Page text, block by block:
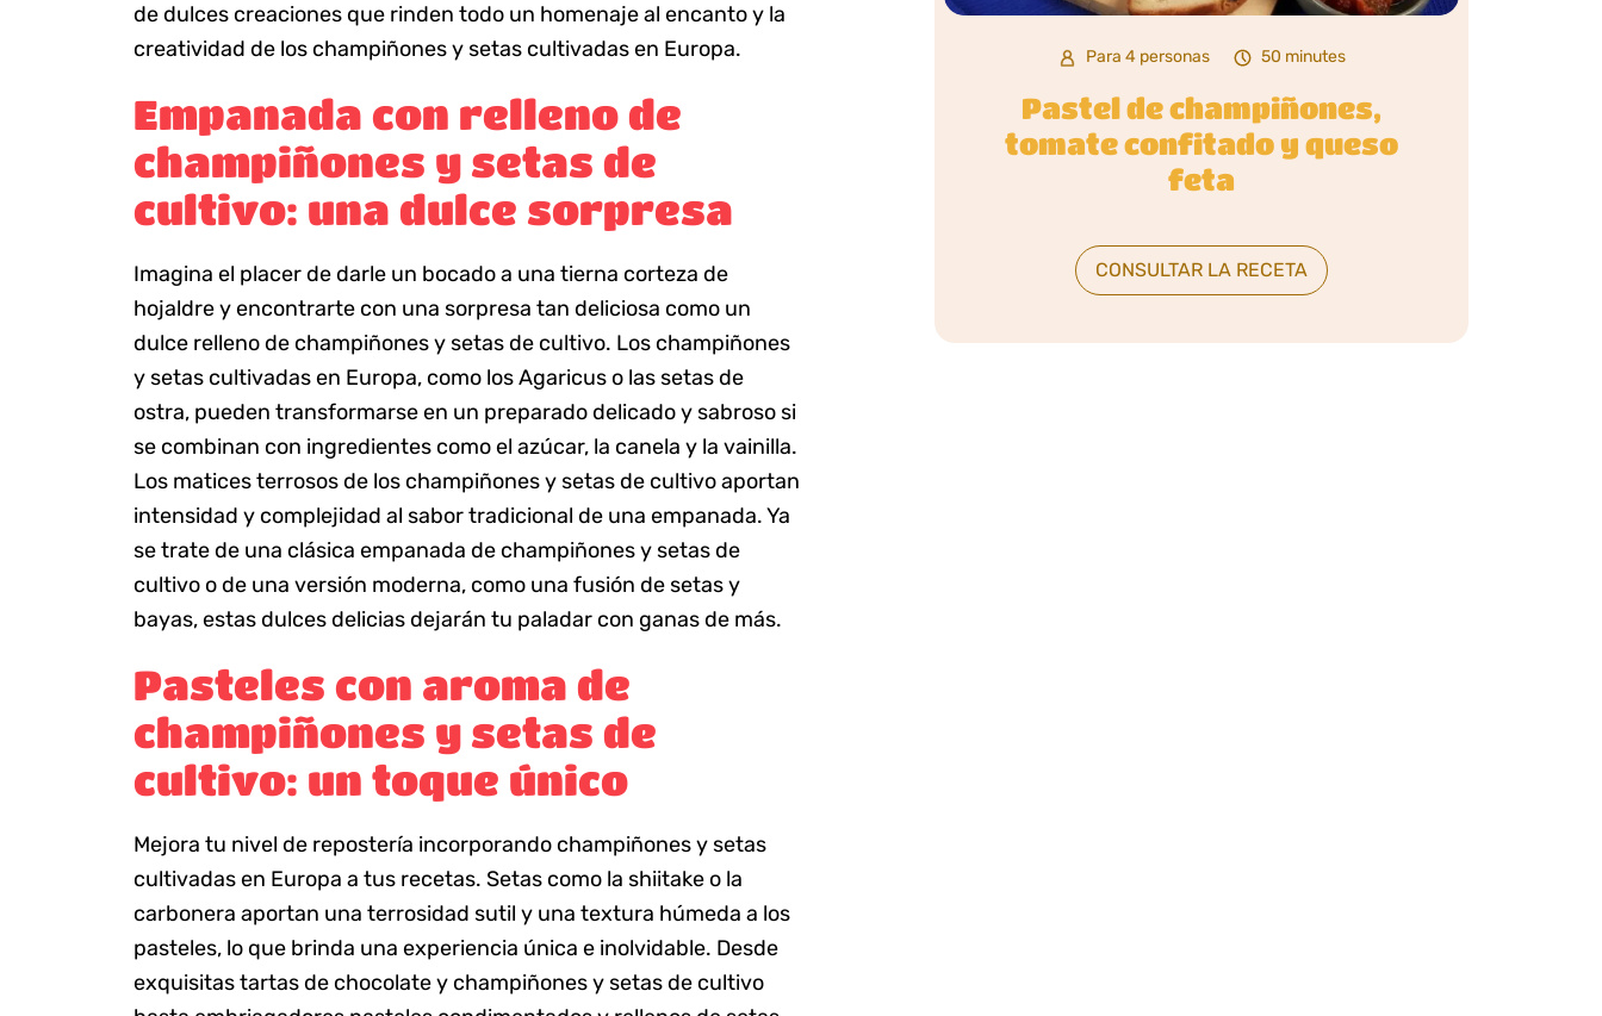
de dulces creaciones que rinden todo un homenaje al encanto y la
creatividad de los champiñones y setas cultivadas en Europa.
Empanada con relleno de
champiñones y setas de
cultivo: una dulce sorpresa
Imagina el placer de darle un bocado a una tierna corteza de
hojaldre y encontrarte con una sorpresa tan deliciosa como un
dulce relleno de champiñones y setas de cultivo. Los champiñones
y setas cultivadas en Europa, como los Agaricus o las setas de
ostra, pueden transformarse en un preparado delicado y sabroso si
se combinan con ingredientes como el azúcar, la canela y la vainilla.
Los matices terrosos de los champiñones y setas de cultivo aportan
intensidad y complejidad al sabor tradicional de una empanada. Ya
se trate de una clásica empanada de champiñones y setas de
cultivo o de una versión moderna, como una fusión de setas y
bayas, estas dulces delicias dejarán tu paladar con ganas de más.
Pasteles con aroma de
champiñones y setas de
cultivo: un toque único
Mejora tu nivel de repostería incorporando champiñones y setas
cultivadas en Europa a tus recetas. Setas como la shiitake o la
carbonera aportan una terrosidad sutil y una textura húmeda a los
pasteles, lo que brinda una experiencia única e inolvidable. Desde
exquisitas tartas de chocolate y champiñones y setas de cultivo
Para 4 personas 50 minutes
Pastel de champiñones,
tomate confitado y queso
feta
CONSULTAR LA RECETA